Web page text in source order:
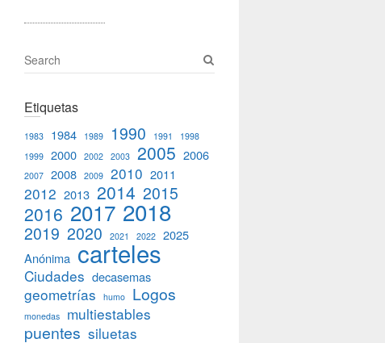
S
e
r
h
Etiquetas
1983 1984 1989 1990 1991
1998
1999 2000 2002 2003 2005 2006
2007 2008 2009 2010 2011
2012 2013 2014 2015
2016 2017 2018
2019 2020 2021 2022 2025
Anónima carteles
Ciudades decasemas
geometrías humo Logos
monedas multiestables
puentes siluetas